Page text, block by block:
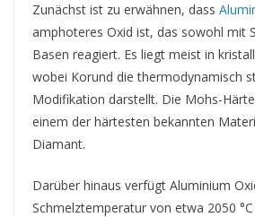
Zunächst ist zu erwähnen, dass
amphoteres Oxid ist, das sowohl mit
Basen reagiert. Es liegt meist in
wobei Korund die thermodynamisch
Modifikation darstellt. Die Mohs-
einem der härtesten bekannten
Diamant.
Darüber hinaus verfügt Aluminium
Schmelztemperatur von etwa 2050